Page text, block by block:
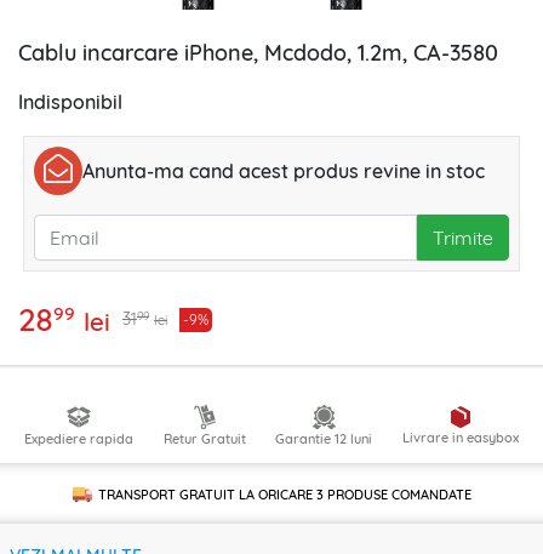
Cablu incarcare iPhone, Mcdodo, 1.2m, CA-3580
Indisponibil
Anunta-ma cand acest produs revine in stoc
Trimite
2899 lei 3199 lei -9%
Expediere rapida Retur Gratuit Garantie 12 luni Livrare in easybox
TRANSPORT GRATUIT LA ORICARE 3 PRODUSECOMANDATE